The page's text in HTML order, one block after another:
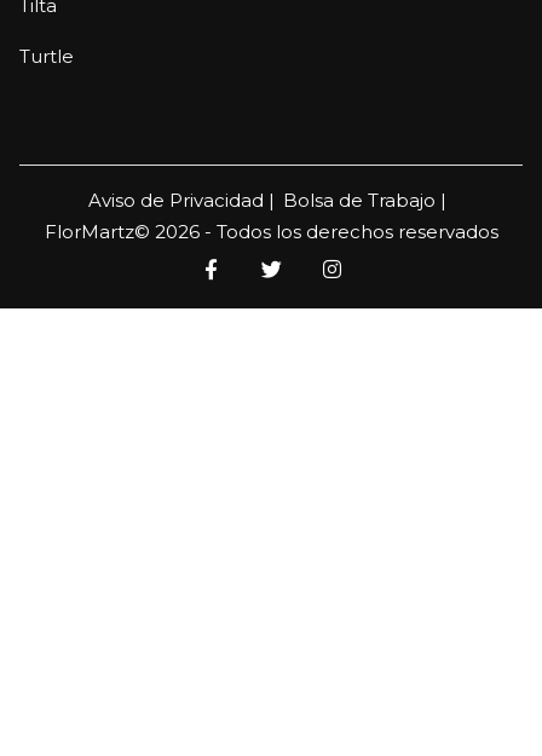
Tilta
Turtle
Aviso de Privacidad | Bolsa de Trabajo |
FlorMartz© 2026 - Todos los derechos reservados